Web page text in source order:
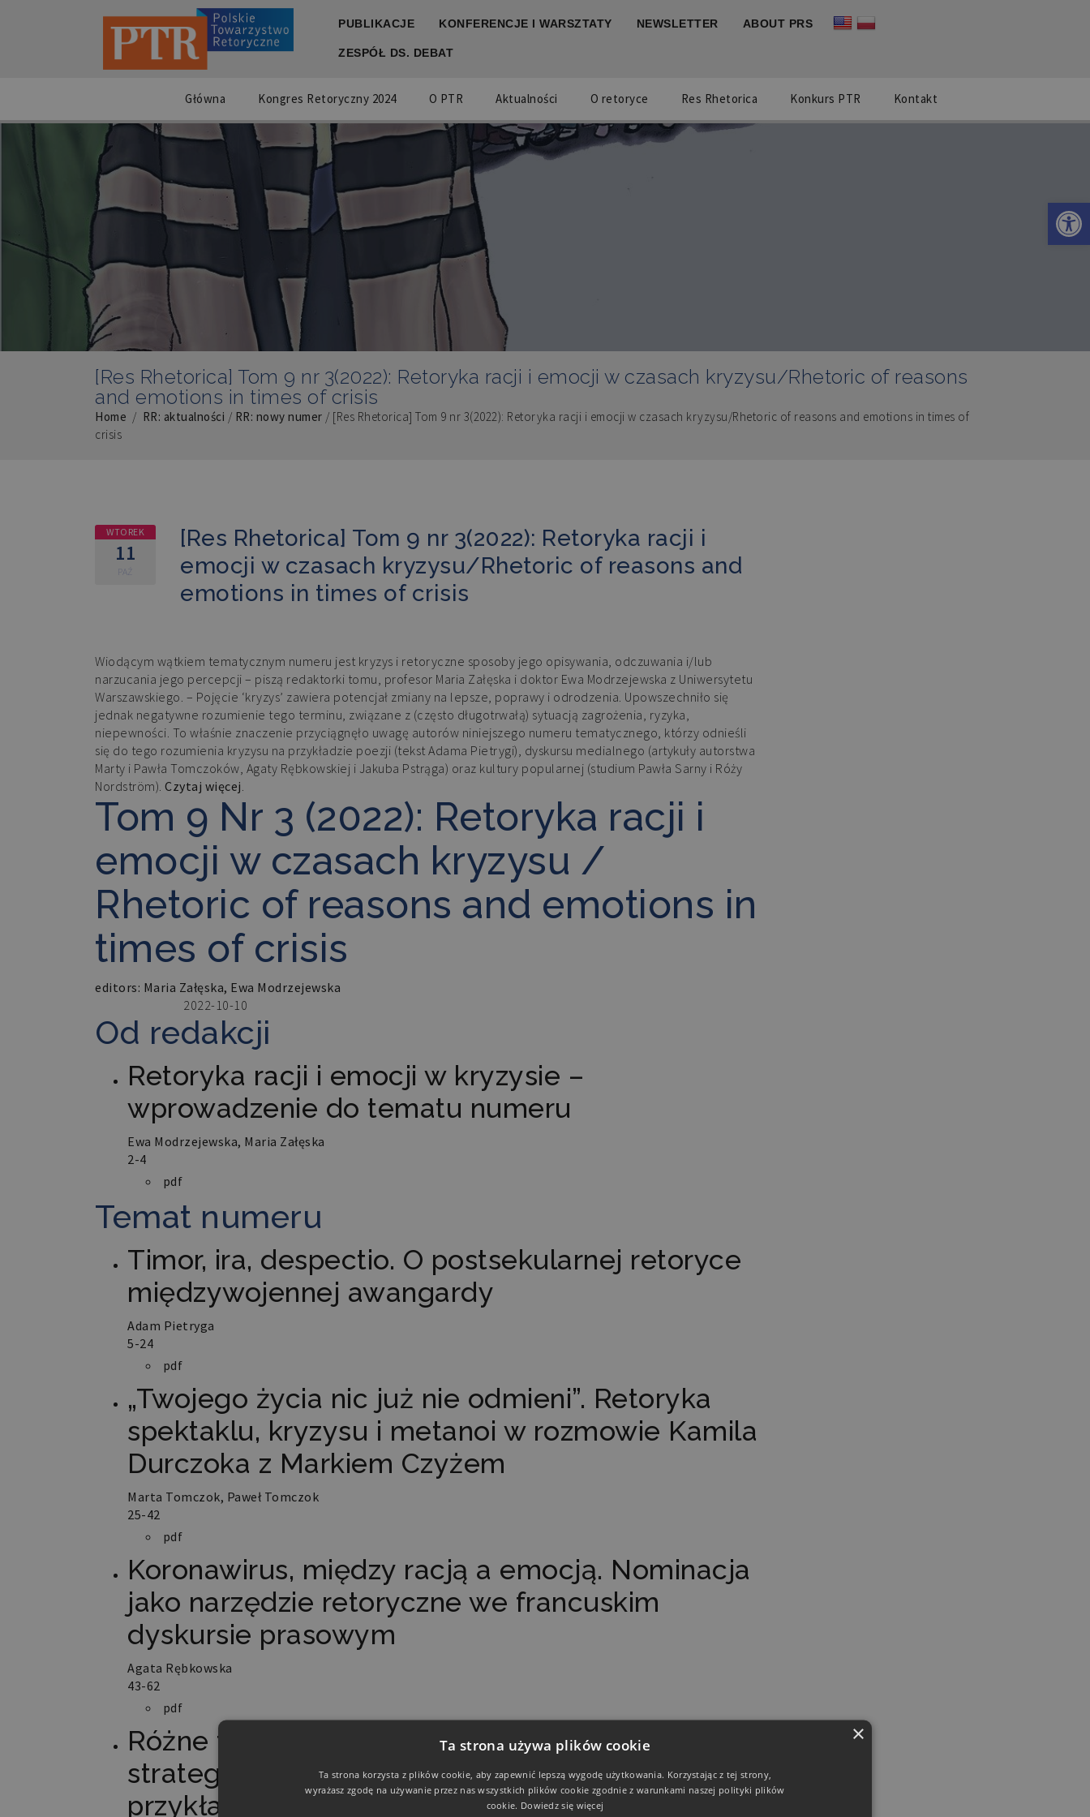
PUBLIKACJE KONFERENCJE I WARSZTATY NEWSLETTER ABOUT PRS
ZESPÓŁ DS. DEBAT
Główna Kongres Retoryczny 2024 O PTR Aktualności O retoryce Res Rhetorica Konkurs PTR Kontakt
[Res Rhetorica] Tom 9 nr 3(2022): Retoryka racji i emocji w czasach kryzysu/Rhetoric of reasons
and emotions in times of crisis
Home / RR: aktualności / RR: nowy numer / [Res Rhetorica] Tom 9 nr 3(2022): Retoryka racji i emocji w czasach kryzysu/Rhetoric of reasons and emotions in times of
crisis
WTOREK
11
PAŹ
[Res Rhetorica] Tom 9 nr 3(2022): Retoryka racji i
emocji w czasach kryzysu/Rhetoric of reasons and
emotions in times of crisis
Wiodącym wątkiem tematycznym numeru jest kryzys i retoryczne sposoby jego opisywania, odczuwania i/lub
narzucania jego percepcji – piszą redaktorki tomu, profesor Maria Załęska i doktor Ewa Modrzejewska z Uniwersytetu
Warszawskiego. – Pojęcie ‘kryzys’ zawiera potencjał zmiany na lepsze, poprawy i odrodzenia. Upowszechniło się
jednak negatywne rozumienie tego terminu, związane z (często długotrwałą) sytuacją zagrożenia, ryzyka,
niepewności. To właśnie znaczenie przyciągnęło uwagę autorów niniejszego numeru tematycznego, którzy odnieśli
się do tego rozumienia kryzysu na przykładzie poezji (tekst Adama Pietrygi), dyskursu medialnego (artykuły autorstwa
Marty i Pawła Tomczoków, Agaty Rębkowskiej i Jakuba Pstrąga) oraz kultury popularnej (studium Pawła Sarny i Róży
Nordström). Czytaj więcej.
Tom 9 Nr 3 (2022): Retoryka racji i
emocji w czasach kryzysu /
Rhetoric of reasons and emotions in
times of crisis
editors: Maria Załęska, Ewa Modrzejewska
2022-10-10
Od redakcji
Retoryka racji i emocji w kryzysie –
wprowadzenie do tematu numeru
Ewa Modrzejewska, Maria Załęska
2-4
pdf
Temat numeru
Timor, ira, despectio. O postsekularnej retoryce
międzywojennej awangardy
Adam Pietryga
5-24
pdf
„Twojego życia nic już nie odmieni”. Retoryka
spektaklu, kryzysu i metanoi w rozmowie Kamila
Durczoka z Markiem Czyżem
Marta Tomczok, Paweł Tomczok
25-42
pdf
Koronawirus, między racją a emocją. Nominacja
jako narzędzie retoryczne we francuskim
dyskursie prasowym
Agata Rębkowska
43-62
pdf
Różne twarze uchodźcy – o retorycznych
strategiach zarządzania kryzysem na
przykładzie historii „dzieci z Michałowa”
×
Ta strona używa plików cookie
Ta strona korzysta z plików cookie, aby zapewnić lepszą wygodę użytkowania. Korzystając z tej strony,
wyrażasz zgodę na używanie przez nas wszystkich plików cookie zgodnie z warunkami naszej polityki plików
cookie. Dowiedz się więcej